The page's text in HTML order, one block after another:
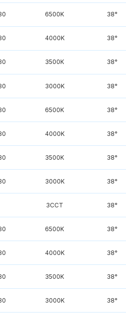
6500K 38°
4000K 38°
3500K 38°
3000K 38°
6500K 38°
4000K 38°
3500K 38°
3000K 38°
3CCT 38°
6500K 38°
4000K 38°
3500K 38°
3000K 38°